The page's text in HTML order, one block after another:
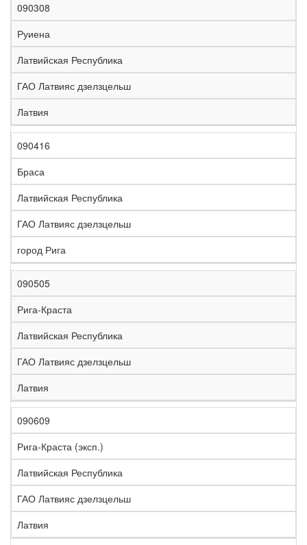
К
о
д
Н
а
з
в
а
н
и
е
т
а
а
е
е
з
н
а
я
о
о
а
е
и
н
090308
Руиена
Латвийская Республика
ГАО Латвияс дзелзцельш
Латвия
090416
Браса
Латвийская Республика
ГАО Латвияс дзелзцельш
город Рига
090505
Рига-Краста
Латвийская Республика
ГАО Латвияс дзелзцельш
Латвия
090609
Рига-Краста (эксп.)
Латвийская Республика
ГАО Латвияс дзелзцельш
Латвия